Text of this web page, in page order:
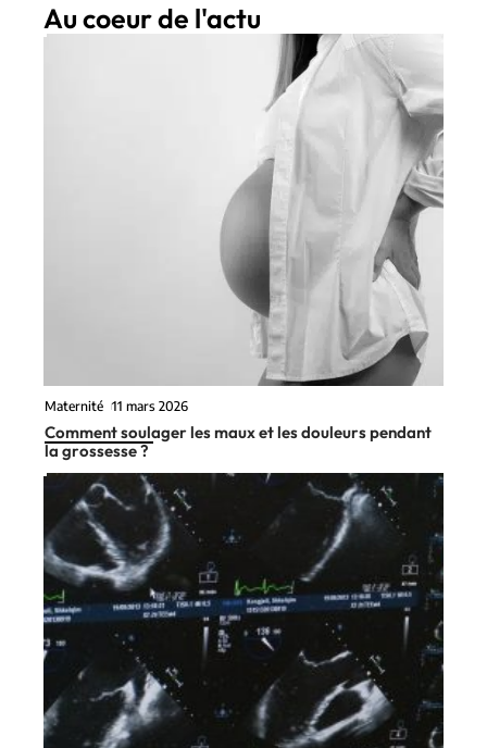
Au coeur de l'actu
Maternité 11 mars 2026
Comment soulager les maux et les douleurs pendant
la grossesse ?